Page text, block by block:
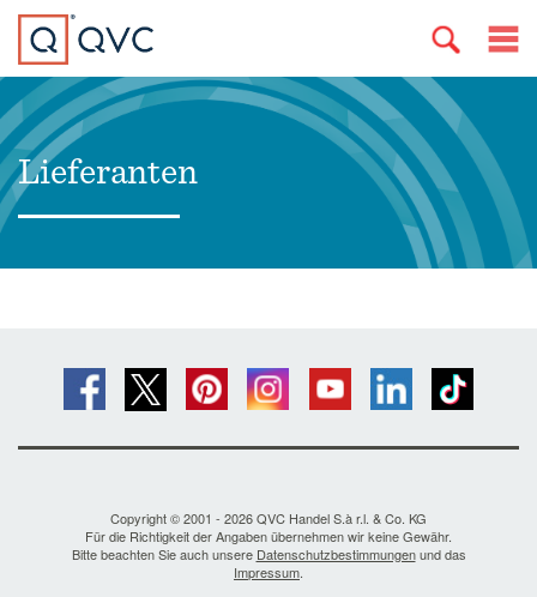
Lieferanten
Copyright © 2001 - 2026 QVC Handel S.à r.l. & Co. KG
Für die Richtigkeit der Angaben übernehmen wir keine Gewähr.
Bitte beachten Sie auch unsere Datenschutzbestimmungenund das
Impressum.